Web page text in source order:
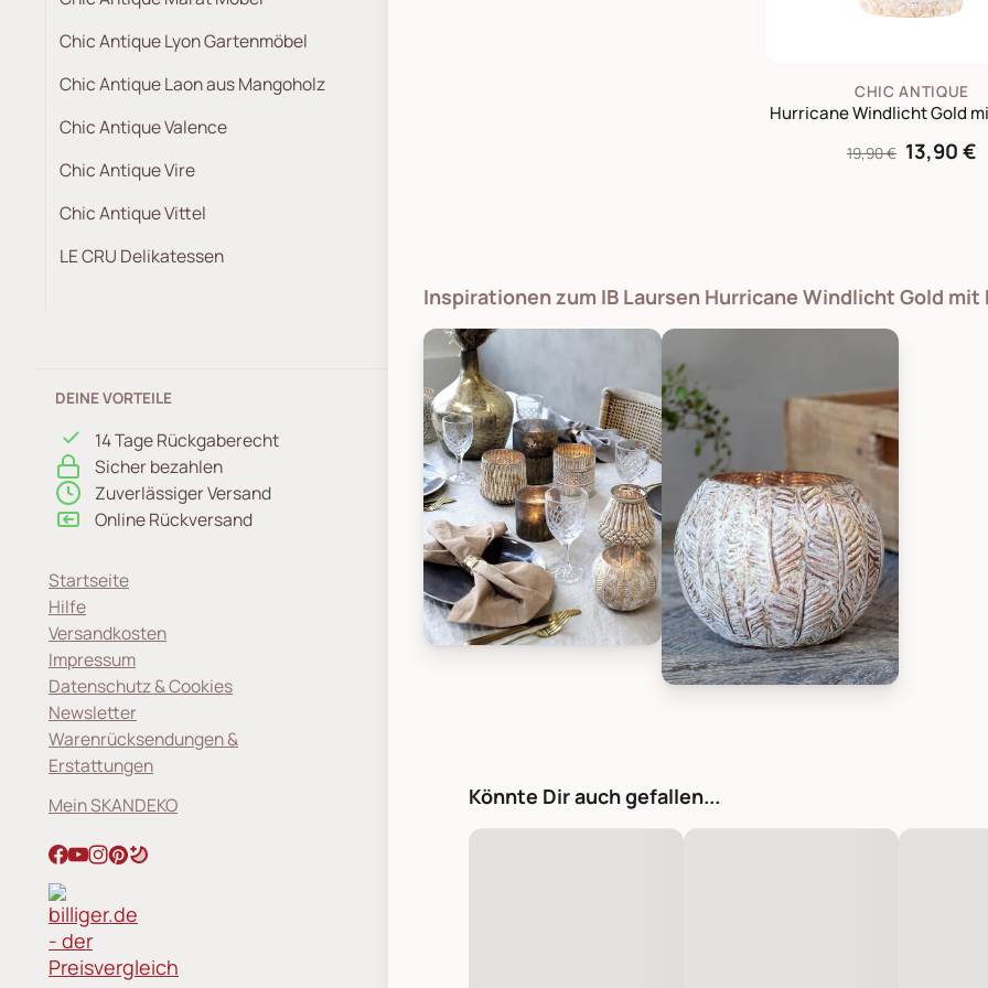
Chic Antique Lyon Gartenmöbel
Chic Antique Laon aus Mangoholz
Chic Antique Valence
Chic Antique Vire
Chic Antique Vittel
LE CRU Delikatessen
DEINE VORTEILE
14 Tage Rückgaberecht
Sicher bezahlen
Zuverlässiger Versand
Online Rückversand
Startseite
Hilfe
Versandkosten
Impressum
Datenschutz & Cookies
Newsletter
Warenrücksendungen &
Erstattungen
Mein SKANDEKO
CHIC ANTIQUE
Hurricane Windlicht Gold
19,90 € 13,90 €
Inspirationen zum IB Laursen Hurricane Windlicht Gold
Chic Antique Hurricane Windlicht Gold mit Blattmuster, Bild 1
Könnte Dir auch gefallen...